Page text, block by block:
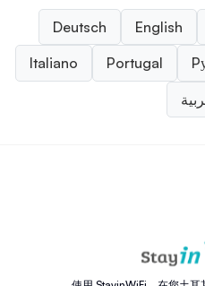
Deutsch English
Italiano
Portugal